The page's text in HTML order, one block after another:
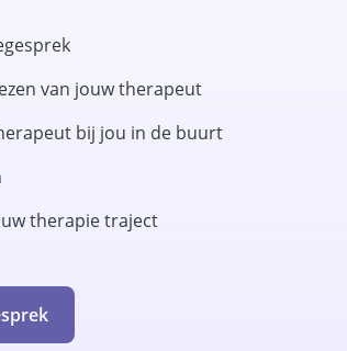
van jouw therapeut
bij jou in de buurt
therapie traject